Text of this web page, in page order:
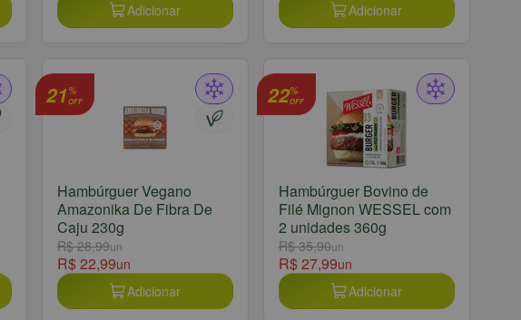
Adicionar
Adicionar
21 %
OFF
Hambúrguer Vegano
Amazonika De Fibra De
Caju 230g
R$ 28,99un
R$ 22,99un
Adicionar
22%
OFF
Hambúrguer Bovino de
Filé Mignon WESSEL com
2 unidades 360g
R$ 35,90un
R$ 27,99un
Adicionar